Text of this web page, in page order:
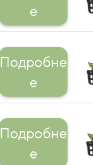
е
Подробне
е
Подробне
е